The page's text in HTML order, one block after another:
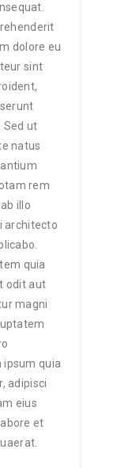
dolore eu
sint
Sed ut
natus
rem
illo
architecto
quia
odit aut
magni
ipsum quia
adipisci
eius
et